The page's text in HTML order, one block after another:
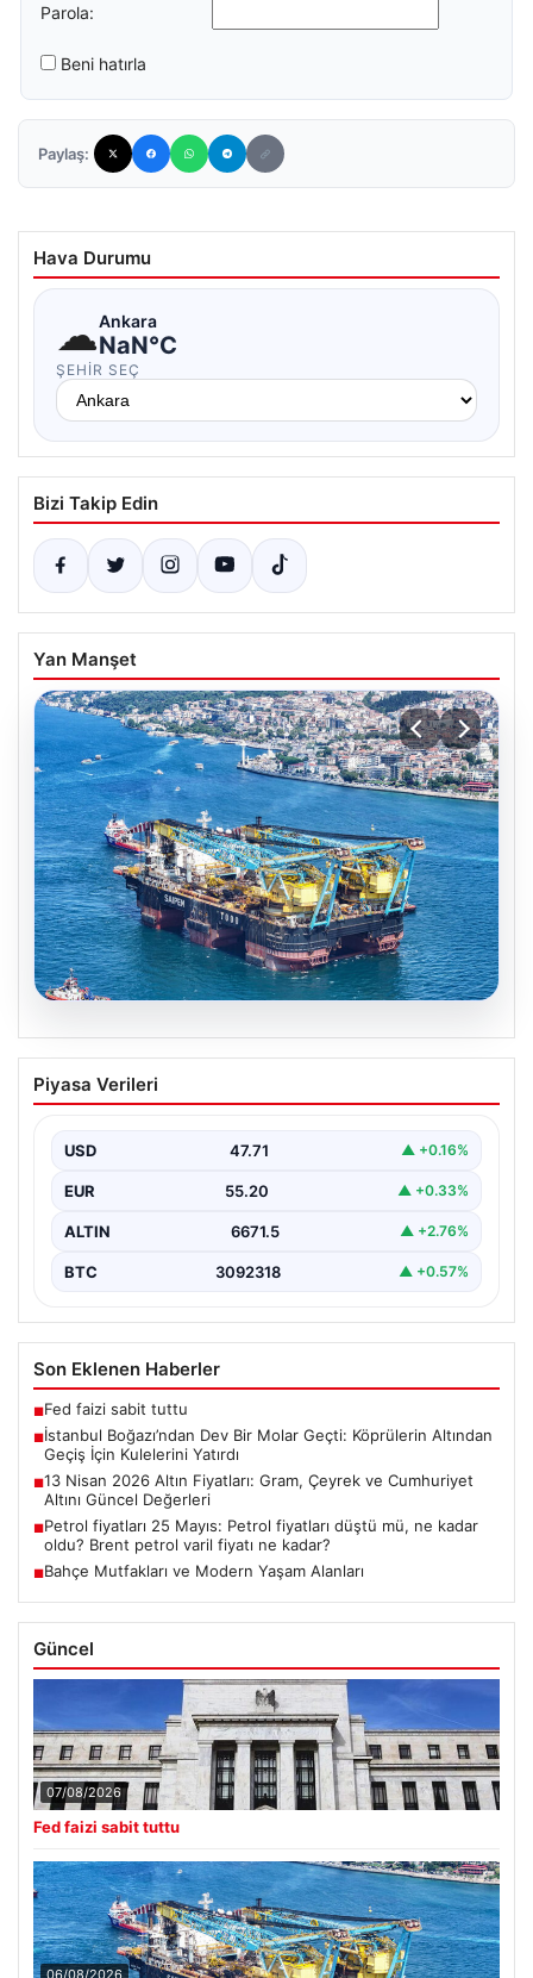
Parola:
Beni hatırla
Paylaş:
Hava Durumu
☁Ankara
NaN°C
ŞEHIR SEÇ
Bizi Takip Edin
Yan Manşet
İstanbul Boğazı’ndan Dev Bir Molar
Geçti: Köprülerin Altından Geçiş İçin
İstanbul Boğazı, dün büyük bir denizcilik etkinliğine
Piyasa Verileri
USD 47.71 ▲ +0.16%
EUR 55.20 ▲ +0.33%
ALTIN 6671.5 ▲ +2.76%
BTC 3092318 ▲ +0.57%
Son Eklenen Haberler
■Fed faizi sabit tuttu
■İstanbul Boğazı’ndan Dev Bir Molar Geçti: Köprülerin Altından
Geçiş İçin Kulelerini Yatırdı
■13 Nisan 2026 Altın Fiyatları: Gram, Çeyrek ve Cumhuriyet
Altını Güncel Değerleri
■Petrol fiyatları 25 Mayıs: Petrol fiyatları düştü mü, ne kadar
oldu? Brent petrol varil fiyatı ne kadar?
■Bahçe Mutfakları ve Modern Yaşam Alanları
Güncel
07/08/2026
Fed faizi sabit tuttu
06/08/2026